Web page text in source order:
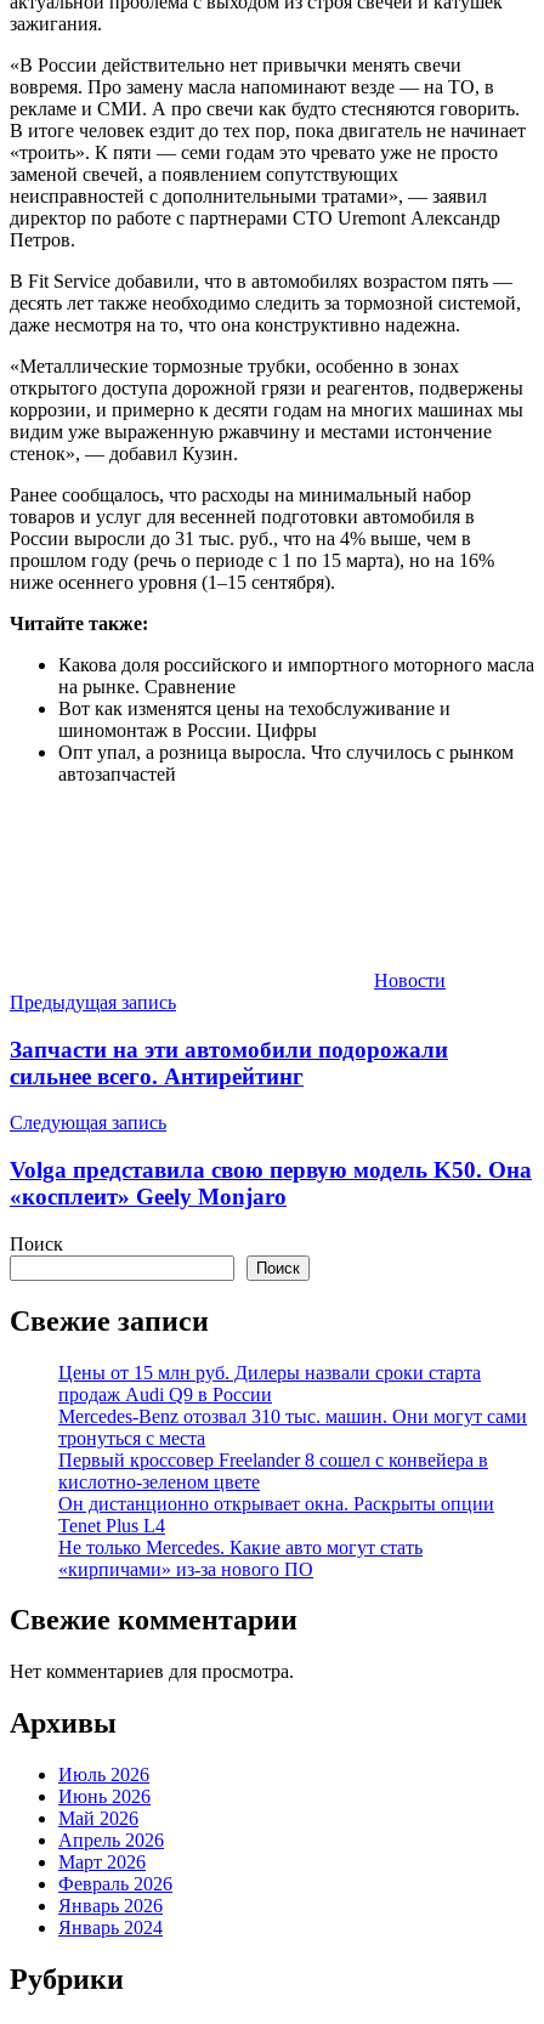
зажигания.
«В России действительно нет привычки менять свечи
вовремя. Про замену масла напоминают везде — на ТО, в
рекламе и СМИ. А про свечи как будто стесняются говорить.
В итоге человек ездит до тех пор, пока двигатель не начинает
«троить». К пяти — семи годам это чревато уже не просто
заменой свечей, а появлением сопутствующих
неисправностей с дополнительными тратами», — заявил
директор по работе с партнерами СТО Uremont Александр
Петров.
В Fit Service добавили, что в автомобилях возрастом пять —
десять лет также необходимо следить за тормозной системой,
даже несмотря на то, что она конструктивно надежна.
«Металлические тормозные трубки, особенно в зонах
открытого доступа дорожной грязи и реагентов, подвержены
коррозии, и примерно к десяти годам на многих машинах мы
видим уже выраженную ржавчину и местами истончение
стенок», — добавил Кузин.
Ранее сообщалось, что расходы на минимальный набор
товаров и услуг для весенней подготовки автомобиля в
России выросли до 31 тыс. руб., что на 4% выше, чем в
прошлом году (речь о периоде с 1 по 15 марта), но на 16%
ниже осеннего уровня (1–15 сентября).
Читайте также:
Какова доля российского и импортного моторного масла
на рынке. Сравнение
Вот как изменятся цены на техобслуживание и
шиномонтаж в России. Цифры
Опт упал, а розница выросла. Что случилось с рынком
автозапчастей
Новости
Навигация
по
записям
Предыдущая запись
Запчасти на эти автомобили подорожали
сильнее всего. Антирейтинг
Следующая запись
Volga представила свою первую модель K50. Она
«косплеит» Geely Monjaro
Поиск
Поиск
Свежие записи
Цены от 15 млн руб. Дилеры назвали сроки старта
продаж Audi Q9 в России
Mercedes-Benz отозвал 310 тыс. машин. Они могут сами
тронуться с места
Первый кроссовер Freelander 8 сошел с конвейера в
кислотно-зеленом цвете
Он дистанционно открывает окна. Раскрыты опции
Tenet Plus L4
Не только Mercedes. Какие авто могут стать
«кирпичами» из-за нового ПО
Свежие комментарии
Нет комментариев для просмотра.
Архивы
Июль 2026
Июнь 2026
Май 2026
Апрель 2026
Март 2026
Февраль 2026
Январь 2026
Январь 2024
Рубрики